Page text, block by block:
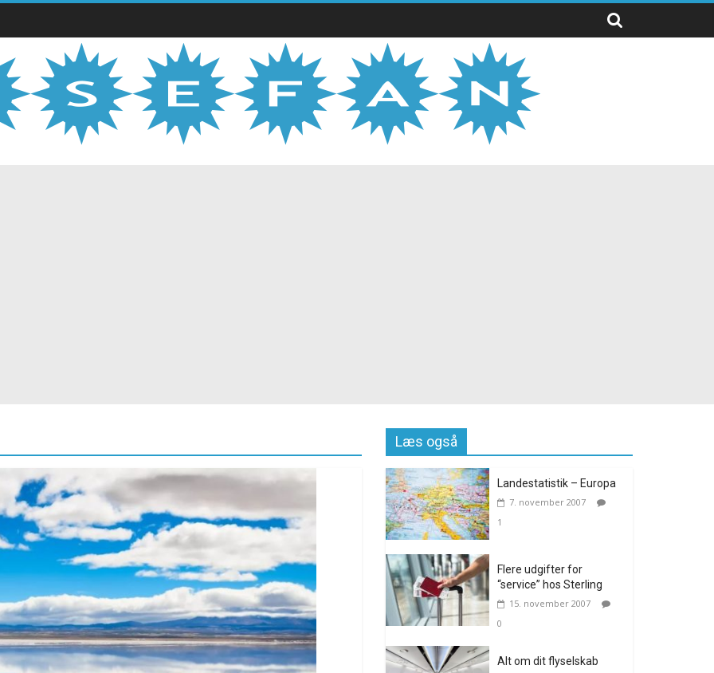
Læs også
Landestatistik – Europa
7. november 2007
1
Flere udgifter for
“service” hos Sterling
15. november 2007
0
Alt om dit flyselskab